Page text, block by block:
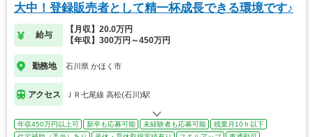
大中！登録販売者として精一杯成長できる環境です♪
給与
【月収】20.0万円
【年収】300万円～450万円
勤務地 石川県 かほく市
アクセス ＪＲ七尾線 高松(石川)駅
年収450万円以上可 新卒も応募可能 未経験者も応募可能
残業月10ｈ以下